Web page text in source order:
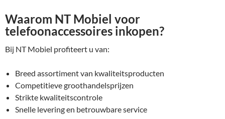
Waarom NT Mobiel voor
telefoonaccessoires inkopen?
Bij NT Mobiel profiteert u van:
Breed assortiment van kwaliteitsproducten
Competitieve groothandelsprijzen
Strikte kwaliteitscontrole
Snelle levering en betrouwbare service